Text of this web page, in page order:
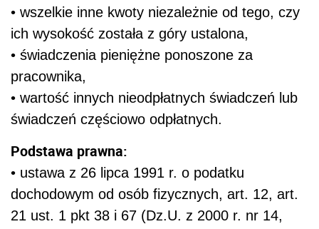
• wszelkie inne kwoty niezależnie od tego, czy
ich wysokość została z góry ustalona,
• świadczenia pieniężne ponoszone za
pracownika,
• wartość innych nieodpłatnych świadczeń lub
świadczeń częściowo odpłatnych.
Podstawa prawna:
• ustawa z 26 lipca 1991 r. o podatku
dochodowym od osób fizycznych, art. 12, art.
21 ust. 1 pkt 38 i 67 (Dz.U. z 2000 r. nr 14,